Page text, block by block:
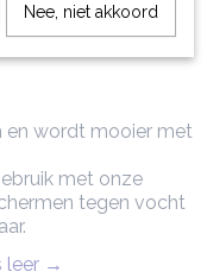
Soave leren
en wordt mooier met
met onze
tegen vocht
leer →
Nee, niet akkoord